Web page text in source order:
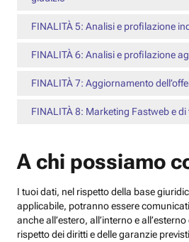
FINALITÀ 5: Analisi e profilazione
FINALITÀ 6: Analisi e profilazione
FINALITÀ 7: Aggiornamento
FINALITÀ 8: Marketing Fastweb e di
A chi possiamo
I tuoi dati, nel rispetto della base
applicabile, potranno essere
anche all’estero, all’interno e
rispetto dei diritti e delle garanzie